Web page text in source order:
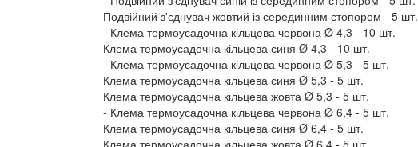
Подвійний з'єднувач жовтий із серединним стопором - 5 шт.
Клема термоусадочна кільцева червона Ø 4,3 - 10 шт.
Клема термоусадочна кільцева синя Ø 4,3 - 10 шт.
Клема термоусадочна кільцева червона Ø 5,3 - 5 шт.
Клема термоусадочна кільцева синя Ø 5,3 - 5 шт.
Клема термоусадочна кільцева жовта Ø 5,3 - 5 шт.
Клема термоусадочна кільцева червона Ø 6,4 - 5 шт.
Клема термоусадочна кільцева синя Ø 6,4 - 5 шт.
Клема термоусадочна кільцева жовта Ø 6,4 - 5 шт.